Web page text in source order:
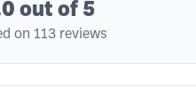
out of 5
on 113 reviews